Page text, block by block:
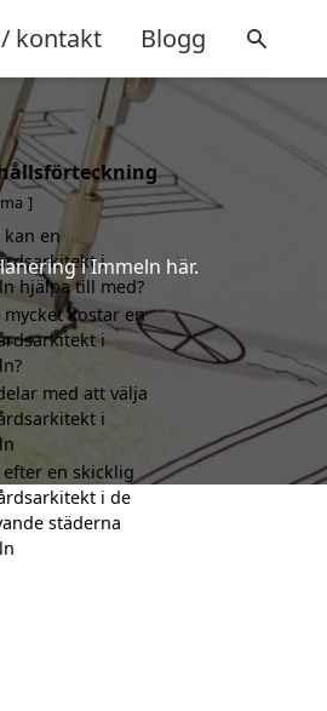
kontakt Blogg
i Immeln här.
kan en
i
hjälpa till med?
mycket kostar en
i
med att välja
i
efter en skicklig
i de
städerna